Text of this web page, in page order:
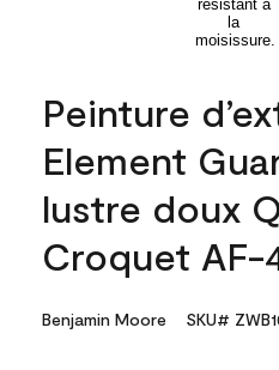
Peinture
Element
lustre doux
Croquet AF-
Benjamin Moore SKU#